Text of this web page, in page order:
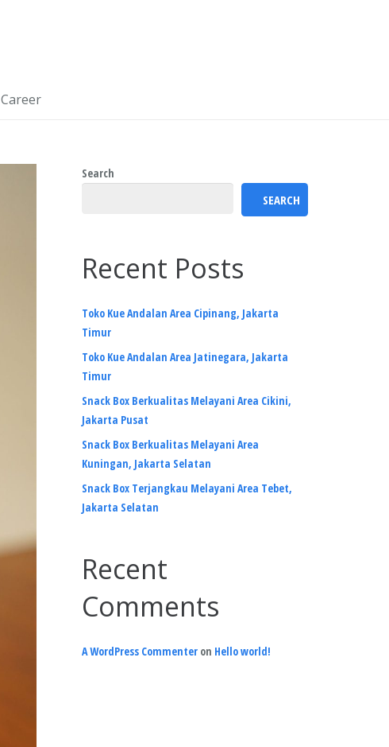
Career
Search
SEARCH
Recent Posts
Toko Kue Andalan Area Cipinang, Jakarta
Timur
Toko Kue Andalan Area Jatinegara, Jakarta
Timur
Snack Box Berkualitas Melayani Area Cikini,
Jakarta Pusat
Snack Box Berkualitas Melayani Area
Kuningan, Jakarta Selatan
Snack Box Terjangkau Melayani Area Tebet,
Jakarta Selatan
Recent
Comments
A WordPress Commenter on Hello world!